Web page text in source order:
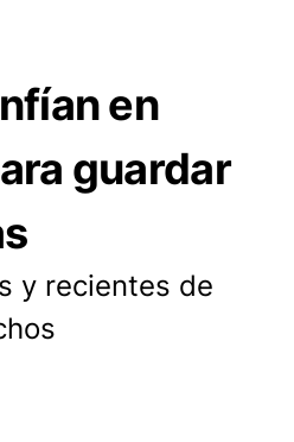
en
guardar
y recientes de